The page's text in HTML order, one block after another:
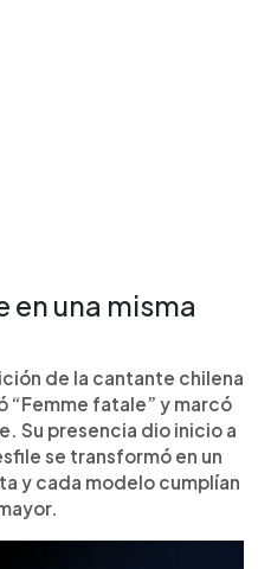
en una misma
de la cantante chilena
fatale” y marcó
Su presencia dio inicio a
se transformó en un
y cada modelo cumplían